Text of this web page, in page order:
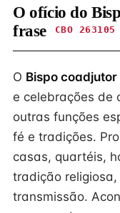
O ofício do
frase
CBO 263105
O Bispo coadjutor
e celebrações de
outras funções
fé e tradições.
casas, quartéis,
tradição
transmissão.